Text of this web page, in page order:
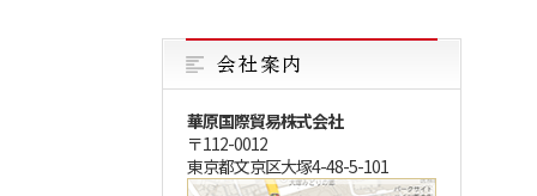
華原国際貿易株式会社
〒112-0012
東京都文京区大塚4-48-5-101